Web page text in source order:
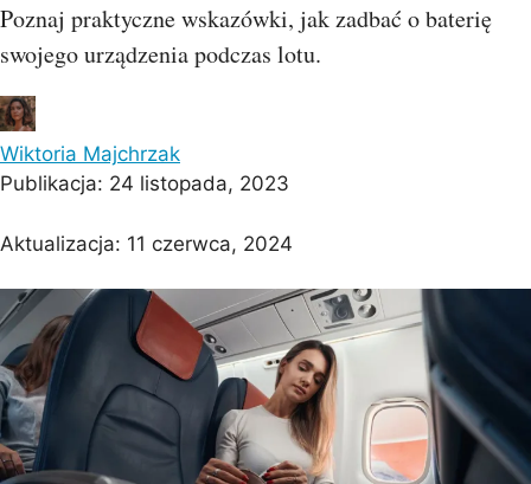
Poznaj praktyczne wskazówki, jak zadbać o baterię
swojego urządzenia podczas lotu.
Wiktoria Majchrzak
Publikacja: 24 listopada, 2023
Aktualizacja: 11 czerwca, 2024